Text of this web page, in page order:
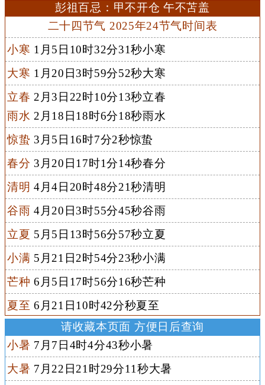
彭祖百忌：甲不开仓 午不苫盖
二十四节气 2025年24节气时间表
小寒 1月5日10时32分31秒小寒
大寒 1月20日3时59分52秒大寒
立春 2月3日22时10分13秒立春
雨水 2月18日18时6分18秒雨水
惊蛰 3月5日16时7分2秒惊蛰
春分 3月20日17时1分14秒春分
清明 4月4日20时48分21秒清明
谷雨 4月20日3时55分45秒谷雨
立夏 5月5日13时56分57秒立夏
小满 5月21日2时54分23秒小满
芒种 6月5日17时56分16秒芒种
夏至 6月21日10时42分秒夏至
请收藏本页面 方便日后查询
小暑 7月7日4时4分43秒小暑
大暑 7月22日21时29分11秒大暑